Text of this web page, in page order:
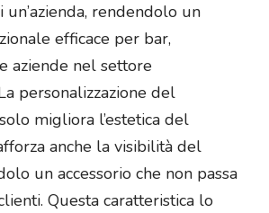
rendendolo un
efficace per bar,
aziende nel settore
personalizzazione del
migliora l’estetica del
anche la visibilità del
un accessorio che non passa
Questa caratteristica lo